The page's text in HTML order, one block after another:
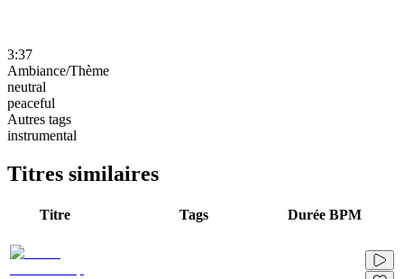
3:37
Ambiance/Thème
neutral
peaceful
Autres tags
instrumental
Titres similaires
Titre Tags Durée BPM